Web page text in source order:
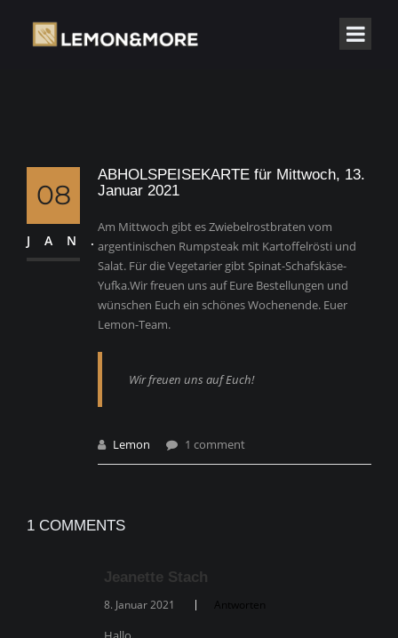
08
JAN.
ABHOLSPEISEKARTE für Mittwoch, 13.
Januar 2021
Am Mittwoch gibt es Zwiebelrostbraten vom
argentinischen Rumpsteak mit Kartoffelrösti und
Salat. Für die Vegetarier gibt Spinat-Schafskäse-
Yufka.Wir freuen uns auf Eure Bestellungen und
wünschen Euch ein schönes Wochenende. Euer
Lemon-Team.
Wir freuen uns auf Euch!
Lemon 1 comment
1 COMMENTS
Jeanette Stach
8. Januar 2021 Antworten